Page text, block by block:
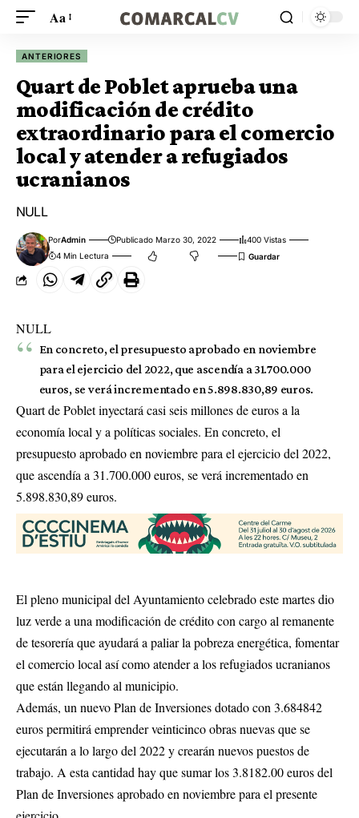
Aa
ANTERIORES
Quart de Poblet aprueba una
modificación de crédito
extraordinario para el comercio
local y atender a refugiados
ucranianos
NULL
PorAdmin Publicado Marzo 30, 2022
400 Vistas
4 Min Lectura
NULL
En concreto, el presupuesto aprobado en noviembre
para el ejercicio del 2022, que ascendía a 31.700.000
euros, se verá incrementado en 5.898.830,89 euros.
Quart de Poblet inyectará casi seis millones de euros a la
economía local y a políticas sociales. En concreto, el
presupuesto aprobado en noviembre para el ejercicio del 2022,
que ascendía a 31.700.000 euros, se verá incrementado en
5.898.830,89 euros.
El pleno municipal del Ayuntamiento celebrado este martes dio
luz verde a una modificación de crédito con cargo al remanente
de tesorería que ayudará a paliar la pobreza energética, fomentar
el comercio local así comoatender a los refugiados ucranianos
que están llegando al municipio.
Además, un nuevo Plan de Inversiones dotado con 3.684842
euros permitirá emprender veinticinco obras nuevas que se
ejecutarán a lo largo del 2022 y crearán nuevos puestos de
trabajo. A esta cantidad hay que sumar los 3.8182.00 euros del
Plan de Inversiones aprobado en noviembre para el presente